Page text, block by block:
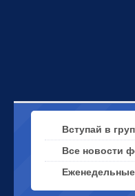
Вступай в
Все новости